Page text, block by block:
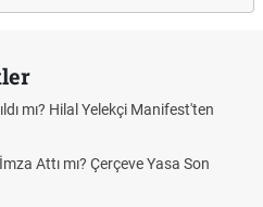
mı? Hilal Yelekçi Manifest'ten
Attı mı? Çerçeve Yasa Son